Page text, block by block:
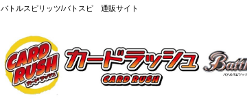
バトルスピリッツ/バトスピ 通販サイト